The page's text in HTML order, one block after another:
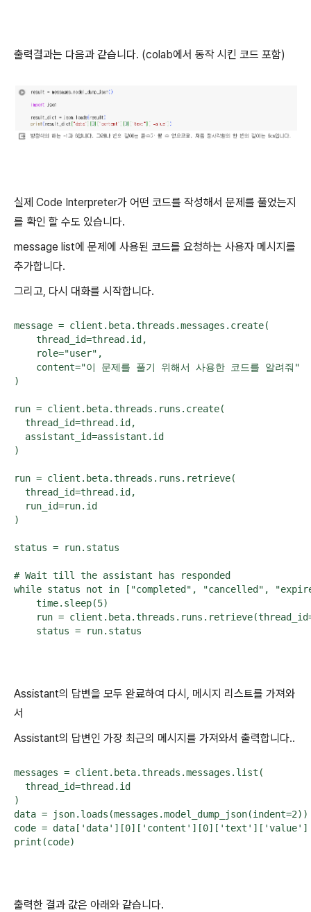
출력결과는 다음과 같습니다. (colab에서 동작 시킨 코드 포함)
실제 Code Interpreter가 어떤 코드를 작성해서 문제를 풀었는지
를 확인 할 수도 있습니다.
message list에 문제에 사용된 코드를 요청하는 사용자 메시지를
추가합니다.
그리고, 다시 대화를 시작합니다.
message = client.beta.threads.messages.create(
    thread_id=thread.id,
    role="user",
    content="이 문제를 풀기 위해서 사용한 코드를 알려줘"
)
run = client.beta.threads.runs.create(
  thread_id=thread.id,
  assistant_id=assistant.id
)
run = client.beta.threads.runs.retrieve(
  thread_id=thread.id,
  run_id=run.id
)
status = run.status
# Wait till the assistant has responded
while status not in ["completed", "cancelled",
    time.sleep(5)
run =
    status = run.status
Assistant의 답변을 모두 완료하여 다시, 메시지 리스트를 가져와
서
Assistant의 답변인 가장 최근의 메시지를 가져와서 출력합니다..
messages = client.beta.threads.messages.list(
  thread_id=thread.id
)
data = json.loads(messages.model_dump_json(indent=2))
code = data['data'][0]['content'][0]['text']['value']
print(code)
출력한 결과 값은 아래와 같습니다.